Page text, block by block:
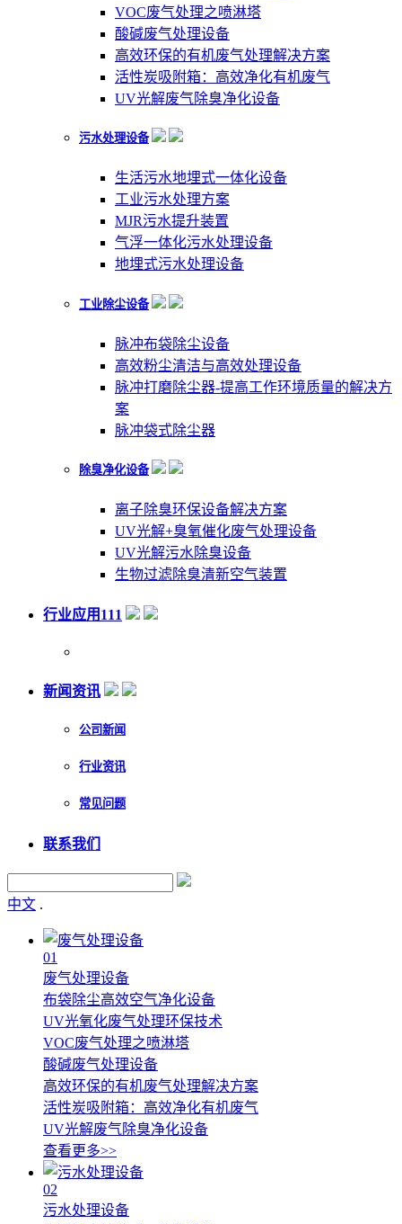
VOC废气处理之喷淋塔
酸碱废气处理设备
高效环保的有机废气处理解决方案
活性炭吸附箱：高效净化有机废气
UV光解废气除臭净化设备
污水处理设备
生活污水地埋式一体化设备
工业污水处理方案
MJR污水提升装置
气浮一体化污水处理设备
地埋式污水处理设备
工业除尘设备
脉冲布袋除尘设备
高效粉尘清洁与高效处理设备
脉冲打磨除尘器-提高工作环境质量的解决方
案
脉冲袋式除尘器
除臭净化设备
离子除臭环保设备解决方案
UV光解+臭氧催化废气处理设备
UV光解污水除臭设备
生物过滤除臭清新空气装置
行业应用111
新闻资讯
公司新闻
行业资讯
常见问题
联系我们
中文 .
01
废气处理设备
布袋除尘高效空气净化设备
UV光氧化废气处理环保技术
VOC废气处理之喷淋塔
酸碱废气处理设备
高效环保的有机废气处理解决方案
活性炭吸附箱：高效净化有机废气
UV光解废气除臭净化设备
查看更多>>
02
污水处理设备